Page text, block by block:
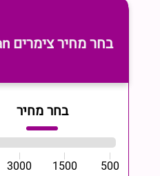
בחר מחיר צימרים shiran
בחר מחיר
500
1500
3000